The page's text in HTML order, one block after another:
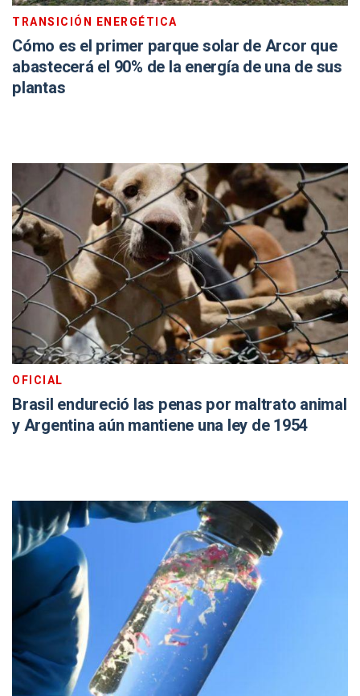
TRANSICIÓN ENERGÉTICA
Cómo es el primer parque solar de Arcor que
abastecerá el 90% de la energía de una de sus
plantas
OFICIAL
Brasil endureció las penas por maltrato animal
y Argentina aún mantiene una ley de 1954